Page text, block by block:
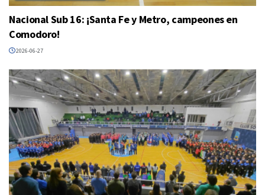
Nacional Sub 16: ¡Santa Fe y Metro, campeones en
Comodoro!
2026-06-27